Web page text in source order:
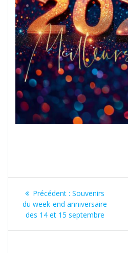
Navigation
de
l’article
Précédent : Article
précédent
:
Souvenirs
du week-end anniversaire
des 14 et 15 septembre